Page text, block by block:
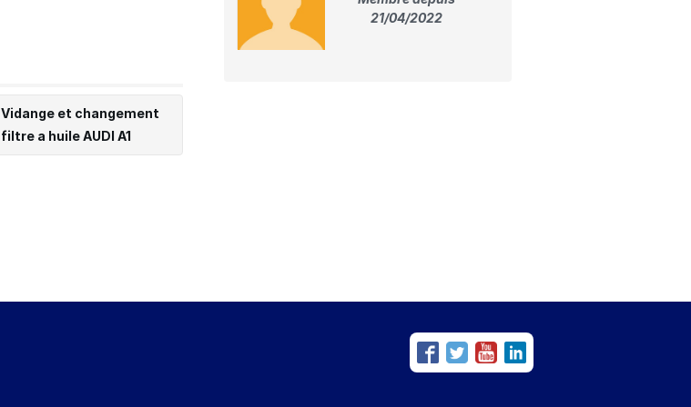
21/04/2022
Vidange et changement
filtre a huile AUDI A1